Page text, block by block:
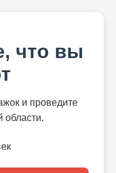
что вы
и проведите